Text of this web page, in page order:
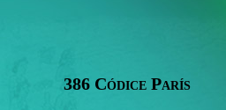
386 Códice París